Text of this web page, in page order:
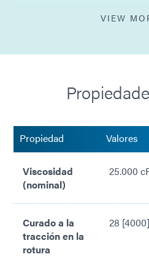
VIEW
Propiedad Valores
Viscosidad
(nominal)
25.000
Curado a la
tracción en la
rotura
28